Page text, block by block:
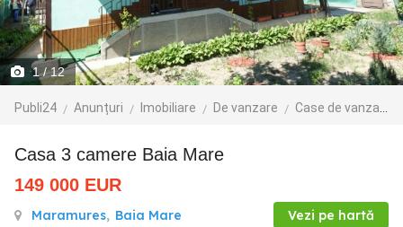
1/ 12
Publi24 Anunțuri Imobiliare De vanzare Case de vanzare
Casa 3 camere Baia Mare
149 000 EUR
Maramures, Baia Mare Vezi pe hartă